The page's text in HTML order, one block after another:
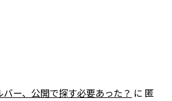
ー、公開で探す必要あった？ に 匿